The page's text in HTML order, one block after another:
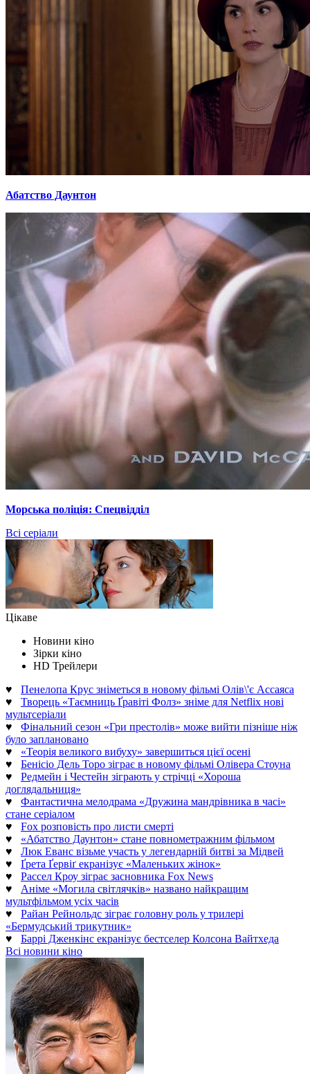
Абатство Даунтон
Морська поліція: Спецвідділ
Всі серіали
Цікаве
Новини кіно
Зірки кіно
HD Трейлери
♥ Пенелопа Крус зніметься в новому фільмі Олів\'є Ассаяса
♥ Творець «Таємниць Ґравіті Фолз» зніме для Netflix нові
мультсеріали
♥ Фінальний сезон «Гри престолів» може вийти пізніше ніж
було заплановано
♥ «Теорія великого вибуху» завершиться цієї осені
♥ Бенісіо Дель Торо зіграє в новому фільмі Олівера Стоуна
♥ Редмейн і Честейн зіграють у стрічці «Хороша
доглядальниця»
♥ Фантастична мелодрама «Дружина мандрівника в часі»
стане серіалом
♥ Fox розповість про листи смерті
♥ «Абатство Даунтон» стане повнометражним фільмом
♥ Люк Еванс візьме участь у легендарній битві за Мідвей
♥ Ґрета Ґервіґ екранізує «Маленьких жінок»
♥ Рассел Кроу зіграє засновника Fox News
♥ Аніме «Могила світлячків» названо найкращим
мультфільмом усіх часів
♥ Райан Рейнольдс зіграє головну роль у трилері
«Бермудський трикутник»
♥ Баррі Дженкінс екранізує бестселер Колсона Вайтхеда
Всі новини кіно